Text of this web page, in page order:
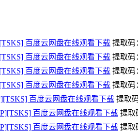
百度云网盘在线观看下载 提取码
百度云网盘在线观看下载 提取码
百度云网盘在线观看下载 提取码
百度云网盘在线观看下载 提取码
百度云网盘在线观看下载 提取码
百度云网盘在线观看下载 提取
百度云网盘在线观看下载 提取